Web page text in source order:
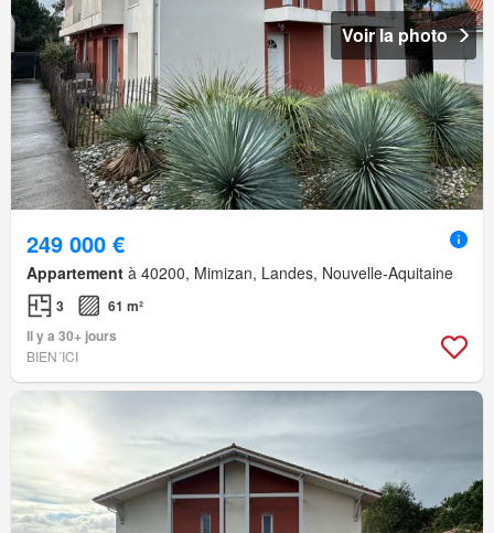
Voir la photo
249 000 €
Appartement à 40200, Mimizan, Landes, Nouvelle-Aquitaine
3
61 m²
Il y a 30+ jours
BIEN´ICI